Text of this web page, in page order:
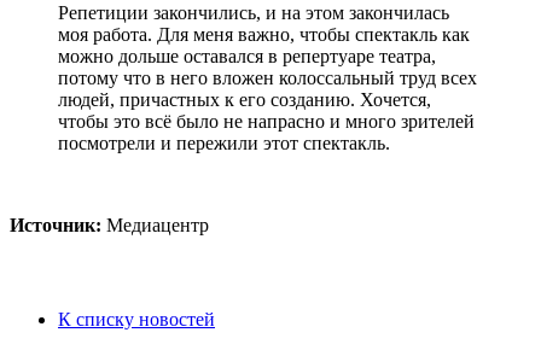
Репетиции закончились, и на этом закончилась
моя работа. Для меня важно, чтобы спектакль как
можно дольше оставался в репертуаре театра,
потому что в него вложен колоссальный труд всех
людей, причастных к его созданию. Хочется,
чтобы это всё было не напрасно и много зрителей
посмотрели и пережили этот спектакль.
Источник: Медиацентр
К списку новостей